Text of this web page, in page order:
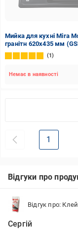
Мийка для кухні Mira
гранітн 620х435 мм
000028784)
1
Немає в наявності
1
Відгуки про
Відгук про:
Сергій